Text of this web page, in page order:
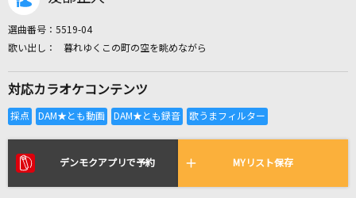
全国りれき
リアルタイムで歌われている曲の一覧
選曲番号： 5519-04
暮れゆくこの町の空を眺めながら
対応カラオケコンテンツ
デンモクアプリで予約 MYリスト保存